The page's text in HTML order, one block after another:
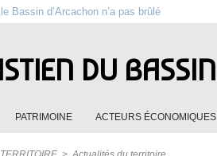
Bassin d’Arcachon n’a pas brûlé
DU
PATRIMOINE ACTEURS ÉCONOMIQUES